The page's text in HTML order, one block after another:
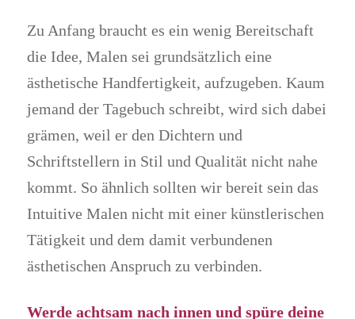
Zu Anfang braucht es ein wenig Bereitschaft
die Idee, Malen sei grundsätzlich eine
ästhetische Handfertigkeit, aufzugeben. Kaum
jemand der Tagebuch schreibt, wird sich dabei
grämen, weil er den Dichtern und
Schriftstellern in Stil und Qualität nicht nahe
kommt. So ähnlich sollten wir bereit sein das
Intuitive Malen nicht mit einer künstlerischen
Tätigkeit und dem damit verbundenen
ästhetischen Anspruch zu verbinden.
Werde achtsam nach innen und spüre deine